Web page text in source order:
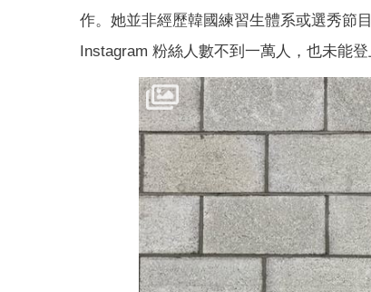
作。她並非經歷韓國練習生體系或選秀節
Instagram 粉絲人數不到一萬人，也未能